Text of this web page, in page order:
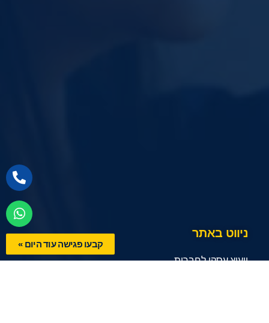
קבעו פגישה עוד היום »
ניווט באתר
ייעוץ עסקי לחברות